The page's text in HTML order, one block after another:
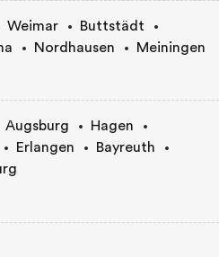
Weimar
Buttstädt
Nordhausen Meiningen
Augsburg
Hagen
Erlangen
Bayreuth